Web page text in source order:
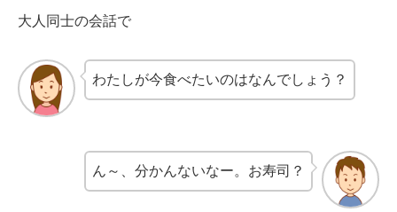
大人同士の会話で
わたしが今食べたいのはなんでしょう？
ん～、分かんないなー。お寿司？